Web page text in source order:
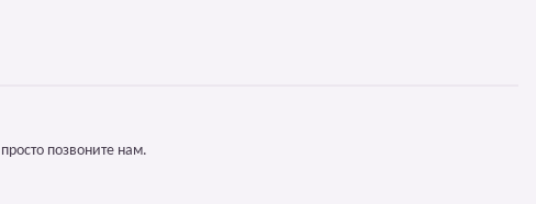
позвоните нам.